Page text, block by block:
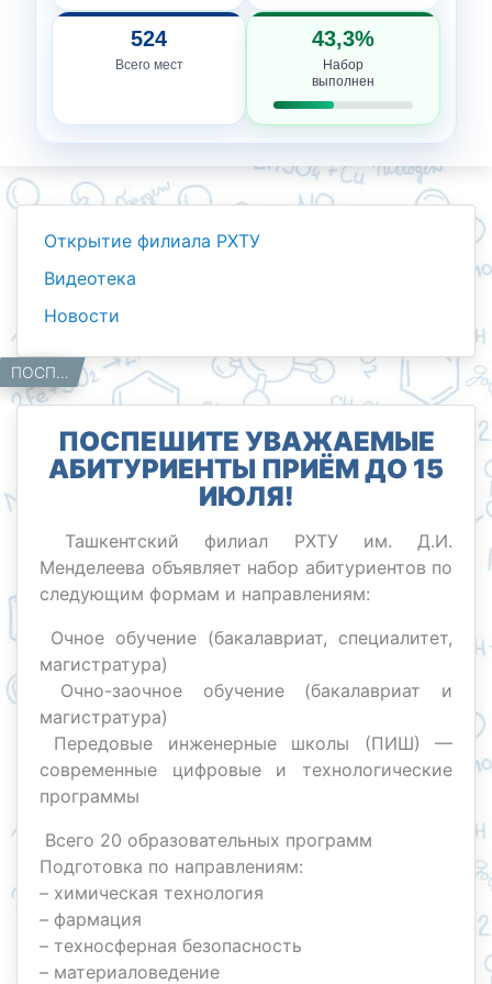
524
Всего мест
43,3%
Набор
выполнен
Открытие филиала РХТУ
Видеотека
Новости
Главная
Работникам
Новости ПОСПЕШИТЕ УВАЖАЕМЫЕ АБИТУРИЕНТЫ ПРИЁМ ДО 15 ИЮЛЯ!
ПОСПЕШИТЕ УВАЖАЕМЫЕ
АБИТУРИЕНТЫ ПРИЁМ ДО 15
ИЮЛЯ!
Ташкентский филиал РХТУ им. Д.И.
Менделеева объявляет набор абитуриентов по
следующим формам и направлениям:
Очное обучение (бакалавриат, специалитет,
магистратура)
Очно-заочное обучение (бакалавриат и
магистратура)
Передовые инженерные школы (ПИШ) —
современные цифровые и технологические
программы
Всего 20 образовательных программ
Подготовка по направлениям:
– химическая технология
– фармация
– техносферная безопасность
– материаловедение